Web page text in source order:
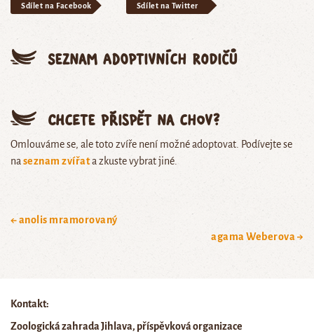
Sdílet na Facebook Sdílet na Twitter
Seznam adoptivních rodičů
Chcete přispět na chov?
Omlouváme se, ale toto zvíře není možné adoptovat. Podívejte se
na seznam zvířata zkuste vybrat jiné.
← anolis mramorovaný
agama Weberova →
Kontakt:
Zoologická zahrada Jihlava, příspěvková organizace